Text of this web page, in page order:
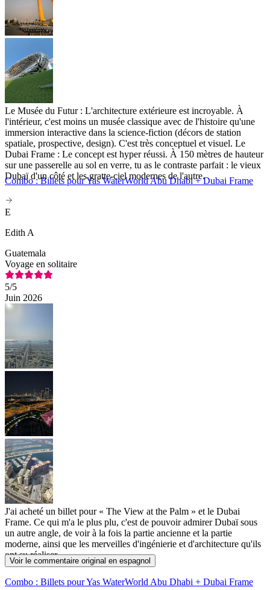
Le Musée du Futur : L'architecture extérieure est incroyable. À
l'intérieur, c'est moins un musée classique avec de l'histoire qu'une
immersion interactive dans la science-fiction (décors de station
spatiale, prospective, design). C'est très conceptuel et visuel. Le
Dubai Frame : Le concept est hyper réussi. À 150 mètres de hauteur
sur une passerelle au sol en verre, tu as le contraste parfait : le vieux
Dubaï d'un côté et les gratte-ciel modernes de l'autre.
Combo : Billets pour Yas WaterWorld Abu Dhabi + Dubai Frame
E
Edith A
Guatemala
Voyage en solitaire
5/5
Juin 2026
J'ai acheté un billet pour « The View at the Palm » et le Dubai
Frame. Ce qui m'a le plus plu, c'est de pouvoir admirer Dubaï sous
un autre angle, de voir à la fois la partie ancienne et la partie
moderne, ainsi que les merveilles d'ingénierie et d'architecture qu'ils
ont su réaliser.
Voir le commentaire original en espagnol
Combo : Billets pour Yas WaterWorld Abu Dhabi + Dubai Frame